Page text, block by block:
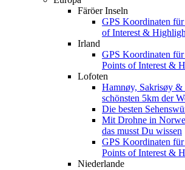
Färöer Inseln
GPS Koordinaten
of Interest &
Irland
GPS Koordinaten
Points of Interest &
Lofoten
Hamnøy, Sakrisøy &
schönsten 5km der
Die besten
Mit Drohne in
das musst Du wissen
GPS Koordinaten
Points of Interest &
Niederlande